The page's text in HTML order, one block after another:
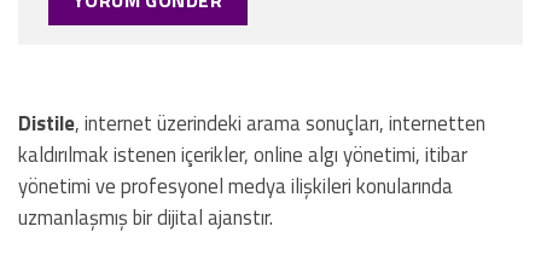
Distile, internet üzerindeki arama sonuçları, internetten
kaldırılmak istenen içerikler, online algı yönetimi, itibar
yönetimi ve profesyonel medya ilişkileri konularında
uzmanlaşmış bir dijital ajanstır.